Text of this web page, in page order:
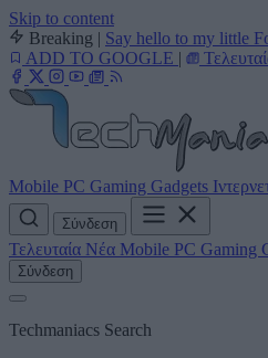
Skip to content
Breaking | Say hello to my little
ADD TO GOOGLE |
Mobile PC Gaming Gadgets
Σύνδεση
Τελευταία Νέα Mobile PC Gaming
Σύνδεση
Techmaniacs Search